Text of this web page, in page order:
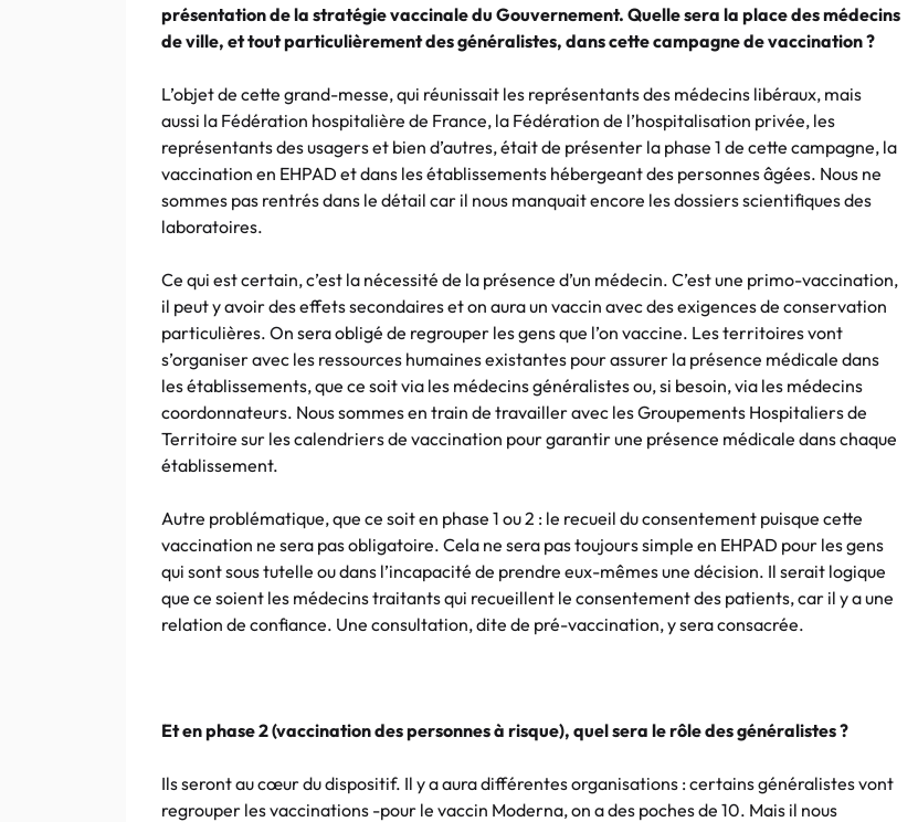
présentation de la stratégie vaccinale du Gouvernement. Quelle sera la place des médecins
de ville, et tout particulièrement des généralistes, dans cette campagne de vaccination ?
L’objet de cette grand-messe, qui réunissait les représentants des médecins libéraux, mais
aussi la Fédération hospitalière de France, la Fédération de l’hospitalisation privée, les
représentants des usagers et bien d’autres, était de présenter la phase 1 de cette campagne, la
vaccination en EHPAD et dans les établissements hébergeant des personnes âgées. Nous ne
sommes pas rentrés dans le détail car il nous manquait encore les dossiers scientifiques des
laboratoires.
Ce qui est certain, c’est la nécessité de la présence d’un médecin. C’est une primo-vaccination,
il peut y avoir des effets secondaires et on aura un vaccin avec des exigences de conservation
particulières. On sera obligé de regrouper les gens que l’on vaccine. Les territoires vont
s’organiser avec les ressources humaines existantes pour assurer la présence médicale dans
les établissements, que ce soit via les médecins généralistes ou, si besoin, via les médecins
coordonnateurs. Nous sommes en train de travailler avec les Groupements Hospitaliers de
Territoire sur les calendriers de vaccination pour garantir une présence médicale dans chaque
établissement.
Autre problématique, que ce soit en phase 1 ou 2 : le recueil du consentement puisque cette
vaccination ne sera pas obligatoire. Cela ne sera pas toujours simple en EHPAD pour les gens
qui sont sous tutelle ou dans l’incapacité de prendre eux-mêmes une décision. Il serait logique
que ce soient les médecins traitants qui recueillent le consentement des patients, car il y a une
relation de confiance. Une consultation, dite de pré-vaccination, y sera consacrée.
Et en phase 2 (vaccination des personnes à risque), quel sera le rôle des généralistes ?
Ils seront au cœur du dispositif. Il y a aura différentes organisations : certains généralistes vont
regrouper les vaccinations -pour le vaccin Moderna, on a des poches de 10. Mais il nous